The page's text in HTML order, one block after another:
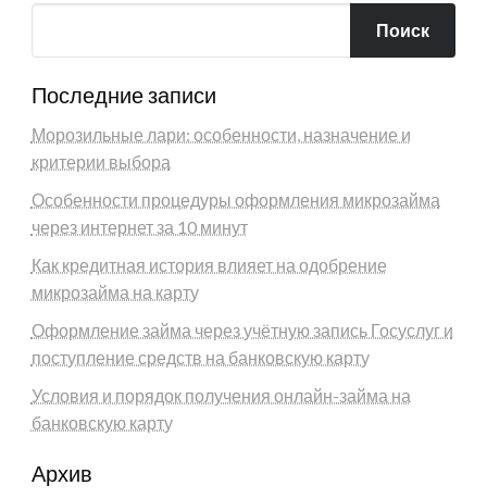
Поиск
Последние записи
Морозильные лари: особенности, назначение и
критерии выбора
Особенности процедуры оформления микрозайма
через интернет за 10 минут
Как кредитная история влияет на одобрение
микрозайма на карту
Оформление займа через учётную запись Госуслуг и
поступление средств на банковскую карту
Условия и порядок получения онлайн-займа на
банковскую карту
Архив